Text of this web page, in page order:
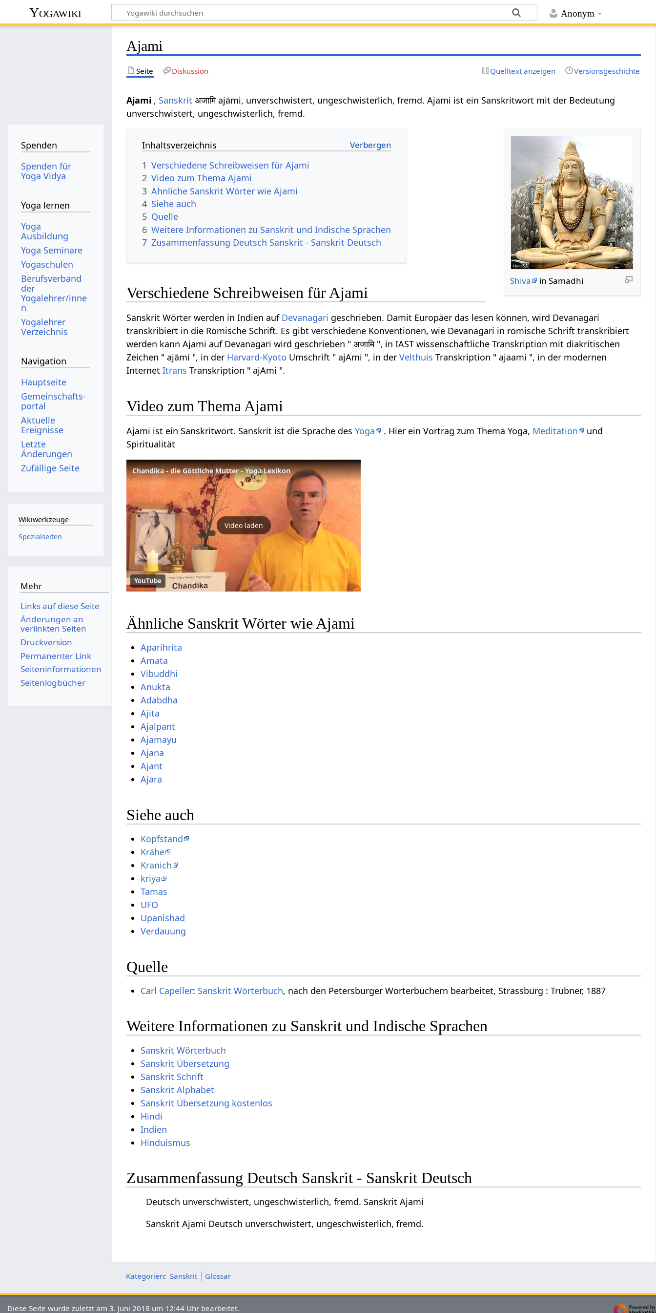
Anonym
Yogawiki
Ajami
Seite Diskussion Quelltext anzeigen Versionsgeschichte
Ajami , Sanskrit अजामि ajāmi, unverschwistert, ungeschwisterlich, fremd. Ajami ist ein Sanskritwort mit der Bedeutung
unverschwistert, ungeschwisterlich, fremd.
Shiva in Samadhi
Inhaltsverzeichnis
1 Verschiedene Schreibweisen für Ajami
2 Video zum Thema Ajami
3 Ähnliche Sanskrit Wörter wie Ajami
4 Siehe auch
5 Quelle
6 Weitere Informationen zu Sanskrit und Indische Sprachen
7 Zusammenfassung Deutsch Sanskrit - Sanskrit Deutsch
Verschiedene Schreibweisen für Ajami
Sanskrit Wörter werden in Indien auf Devanagari geschrieben. Damit Europäer das lesen können, wird Devanagari
transkribiert in die Römische Schrift. Es gibt verschiedene Konventionen, wie Devanagari in römische Schrift transkribiert
werden kann Ajami auf Devanagari wird geschrieben " अजामि ", in IAST wissenschaftliche Transkription mit diakritischen
Zeichen " ajāmi ", in der Harvard-Kyoto Umschrift " ajAmi ", in derVelthuis Transkription " ajaami ", in der modernen
InternetItrans Transkription " ajAmi ".
Video zum Thema Ajami
Ajami ist ein Sanskritwort. Sanskrit ist die Sprache desYoga . Hier ein Vortrag zum Thema Yoga, Meditation
und
Spiritualität
Chandika - die Göttliche Mutter - Yoga Lexikon
Video laden
YouTube
Ähnliche Sanskrit Wörter wie Ajami
Aparihrita
Amata
Vibuddhi
Anukta
Adabdha
Ajita
Ajalpant
Ajamayu
Ajana
Ajant
Ajara
Siehe auch
Kopfstand
Krähe
Kranich
kriya
Tamas
UFO
Upanishad
Verdauung
Quelle
Carl Capeller: Sanskrit Wörterbuch, nach den Petersburger Wörterbüchern bearbeitet, Strassburg : Trübner, 1887
Weitere Informationen zu Sanskrit und Indische Sprachen
Sanskrit Wörterbuch
Sanskrit Übersetzung
Sanskrit Schrift
Sanskrit Alphabet
Sanskrit Übersetzung kostenlos
Hindi
Indien
Hinduismus
Zusammenfassung Deutsch Sanskrit - Sanskrit Deutsch
Deutsch unverschwistert, ungeschwisterlich, fremd. Sanskrit Ajami
Sanskrit Ajami Deutsch unverschwistert, ungeschwisterlich, fremd.
Kategorien: Sanskrit Glossar
Spenden
Spenden für
Yoga Vidya
Yoga lernen
Yoga
Ausbildung
Yoga Seminare
Yogaschulen
Berufsverband
der
Yogalehrer/inne
n
Yogalehrer
Verzeichnis
Navigation
Hauptseite
Gemeinschafts­
portal
Aktuelle
Ereignisse
Letzte
Änderungen
Zufällige Seite
Wikiwerkzeuge
Spezialseiten
Mehr
Links auf diese Seite
Änderungen an
verlinkten Seiten
Druckversion
Permanenter Link
Seiten­­informationen
Seitenlogbücher
Diese Seite wurde zuletzt am 3. Juni 2018 um 12:44 Uhr bearbeitet.